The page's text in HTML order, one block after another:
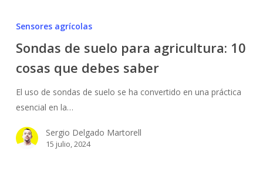
para
agricultura:
cosas
que
debes
saber
Sensores agrícolas
Sondas de suelo para agricultura: 10
cosas que debes saber
El uso de sondas de suelo se ha convertido en una práctica
esencial en la…
Sergio Delgado Martorell
15 julio, 2024